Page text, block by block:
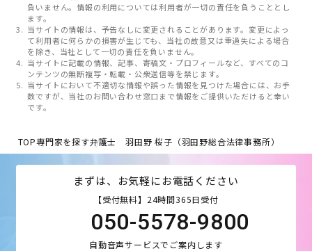
負いません。情報の利用については利用者が一切の責任を負うこととし
ます。
当サイトの情報は、予告なしに変更されることがあります。変更によっ
て利用者に何らかの損害が生じても、当社の故意又は重過失による場合
を除き、当社として一切の責任を負いません。
当サイトに記載の情報、記事、寄稿文・プロフィールなど、すべてのコ
ンテンツの無断複写・転載・公衆送信等を禁じます。
当サイトにおいて不適切な情報や誤った情報を見つけた場合には、お手
数ですが、当社のお問い合わせ窓口まで情報をご提供いただけると幸い
です。
TOP専門家を探す弁護士 羽田野 桜子（羽田野総合法律事務所）
まずは、お気軽にお電話ください
【受付無料】24時間365日受付
050-5578-9800
自動音声サービスでご案内します